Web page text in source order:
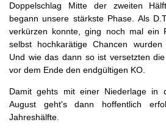
Doppelschlag Mitte der zweiten
begann unsere stärkste Phase. Als
verkürzen konnte, ging noch mal ein
selbst hochkarätige Chancen wurden
Und wie das dann so ist versetzten
vor dem Ende den endgültigen KO.
Damit gehts mit einer Niederlage in
August geht's dann hoffentlich
Jahreshälfte.